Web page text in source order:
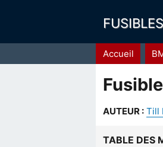
Fil
d'Ariane
Accueil
AUTEUR : Till
TABLE DES